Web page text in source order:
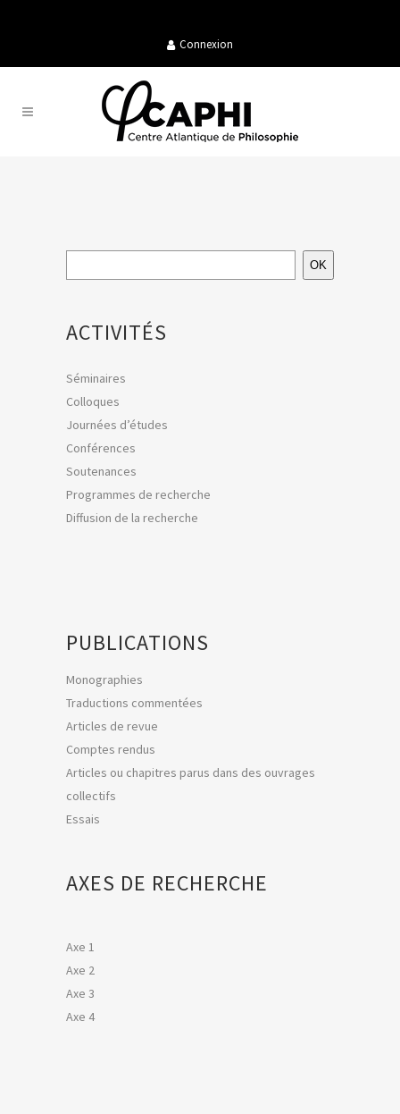
Connexion
OK
ACTIVITÉS
Séminaires
Colloques
Journées d’études
Conférences
Soutenances
Programmes de recherche
Diffusion de la recherche
PUBLICATIONS
Monographies
Traductions commentées
Articles de revue
Comptes rendus
Articles ou chapitres parus dans des ouvrages
collectifs
Essais
AXES DE RECHERCHE
Axe 1
Axe 2
Axe 3
Axe 4